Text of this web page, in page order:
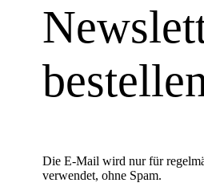
Die E-Mail wird nur für
verwendet, ohne Spam.